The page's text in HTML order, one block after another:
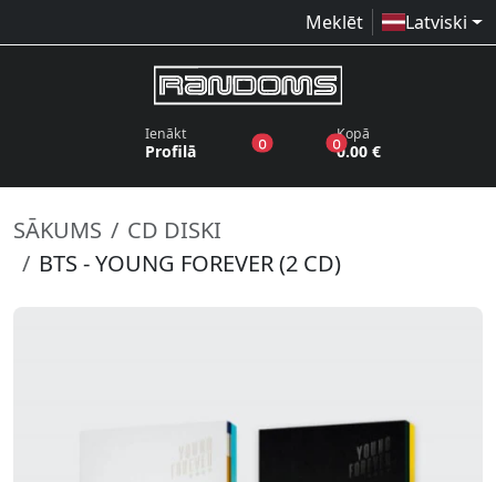
Meklēt Latviski
Ienākt
Profilā 0produkti vēlmju sarakstā
0produkti grozā
Kopā
0.00 €
SĀKUMS
CD DISKI
BTS - YOUNG FOREVER (2 CD)